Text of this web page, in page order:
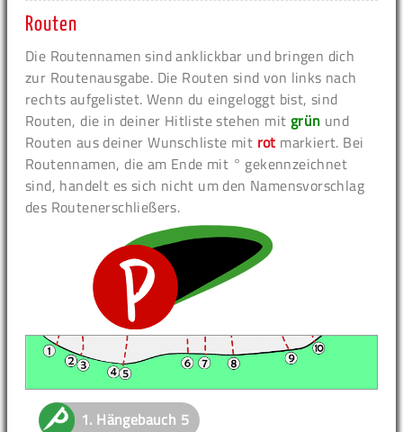
Routen
Die Routennamen sind anklickbar und bringen dich
zur Routenausgabe. Die Routen sind von links nach
rechts aufgelistet. Wenn du eingeloggt bist, sind
Routen, die in deiner Hitliste stehen mit grün und
Routen aus deiner Wunschliste mit rot markiert. Bei
Routennamen, die am Ende mit ° gekennzeichnet
sind, handelt es sich nicht um den Namensvorschlag
des Routenerschließers.
1. Hängebauch 5